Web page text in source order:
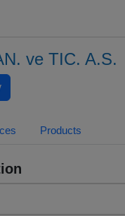
ve TIC. A.S.
Products